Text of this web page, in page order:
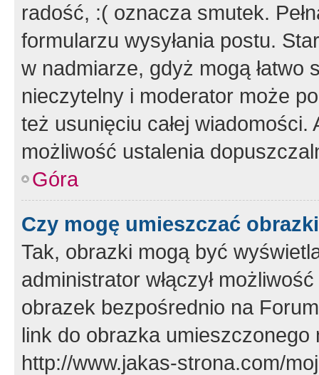
radość, :( oznacza smutek.
formularzu wysyłania postu.
w nadmiarze, gdyż mogą
nieczytelny i moderator może
też usunięciu całej
możliwość ustalenia
Góra
Czy mogę umieszczać
Tak, obrazki mogą być
administrator włączył
obrazek bezpośrednio na
link do obrazka
http://www.jakas-strona.com/